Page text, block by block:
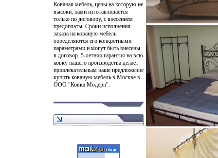
Кованая мебель, цены на которую не
высоки, нами изготавливается
только по договору, с внесением
предоплаты. Сроки исполнения
заказа на кованую мебель
определяются его конкретными
параметрами и могут быть внесены
в договор. 5-летняя гарантия на всю
ковку нашего производства делает
привлекательным наше предложение
купить кованую мебель в Москве в
ООО "Ковка Модерн".